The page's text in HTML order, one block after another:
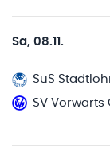
Sa, 08.11.
SuS
SV Vorwärts